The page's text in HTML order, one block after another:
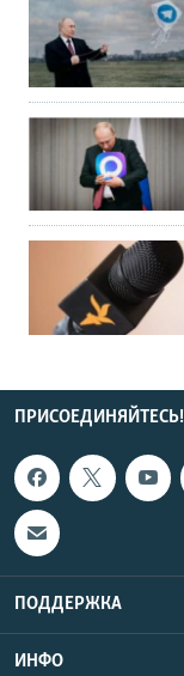
ПРИСОЕДИНЯЙТЕСЬ!
ПОДДЕРЖКА
ИНФО